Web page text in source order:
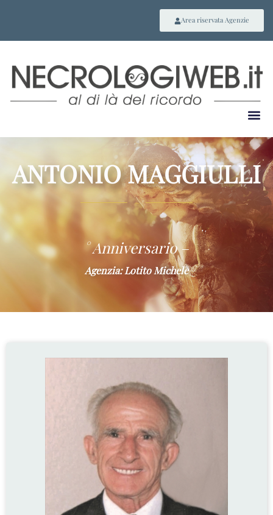
Area riservata Agenzie
ANTONIO MAGGIULLI
~
° Anniversario –
Agenzia: Lotito Michele